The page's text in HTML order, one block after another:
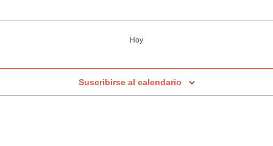
Hoy
Suscribirse al calendario